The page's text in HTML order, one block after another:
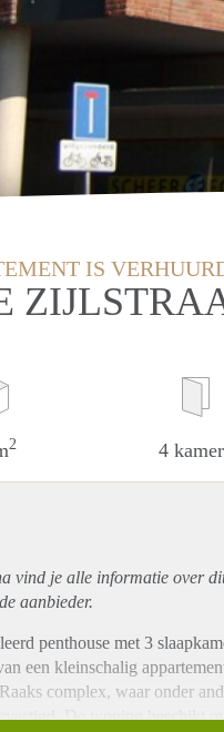
IS
2 4
vind je alle informatie over
aanbieder.
penthouse met 3
een kleinschalig
complex, waar onder
De woning beschikt